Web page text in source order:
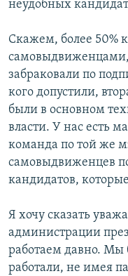
неудобных
Скажем, более 50%
забраковали по
кого допустили,
были в основном
власти. У нас есть
команда по той же
самовыдвиженцев
кандидатов,
Я хочу сказать
администрации
работаем давно. Мы
работали, не имея